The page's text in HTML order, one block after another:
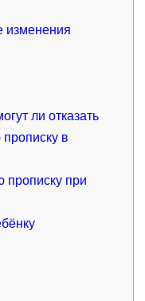
изменения
ли отказать
в
прописку при